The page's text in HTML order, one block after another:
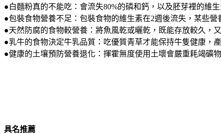
●白麵粉真的不能吃：會流失80%的磷和鈣，以及胚芽裡的維
●包裝食物營養不足：包裝食物的維生素在2週後流失，某些營
●天然防腐的食物較營養：將魚風乾或曬乾，既能存放較久，
●乳牛的食物決定牛乳品質：吃優質青草才能保持牛隻健康，
●健康的土壤預防營養退化：揮霍無度使用土壞會嚴重耗竭礦
具名推薦